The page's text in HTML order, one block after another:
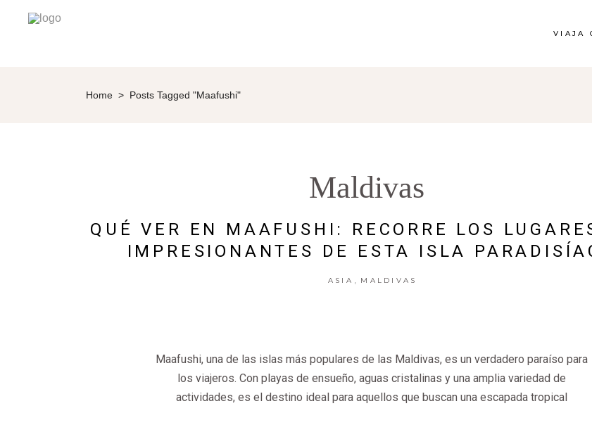
VIAJA
Home > Posts Tagged "Maafushi"
Maldivas
QUÉ VER EN MAAFUSHI: RECORRE LOS
IMPRESIONANTES DE ESTA ISLA
ASIA MALDIVAS
Maafushi, una de las islas más populares de las Maldivas, es un verdadero paraíso para
los viajeros. Con playas de ensueño, aguas cristalinas y una amplia variedad de
actividades, es el destino ideal para aquellos que buscan una escapada tropical